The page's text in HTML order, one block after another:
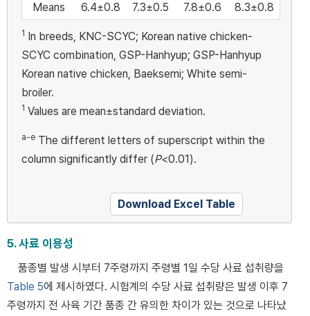
Means 6.4±0.8 7.3±0.5 7.8±0.6 8.3±0.8
1 In breeds, KNC-SCYC; Korean native chicken-
SCYC combination, GSP-Hanhyup; GSP-Hanhyup
Korean native chicken, Baeksemi; White semi-
broiler.
1 Values are mean±standard deviation.
a-e The different letters of superscript within the
column significantly differ (P<0.01).
Download Excel Table
5. 사료 이용성
품종별 발생 시부터 7주령까지 주령별 1일 수당 사료 섭취량을
Table 5에 제시하였다. 시험계의 수당 사료 섭취량은 발생 이후 7
주령까지 전 사육 기간 품종 간 유의한 차이가 있는 것으로 나타났